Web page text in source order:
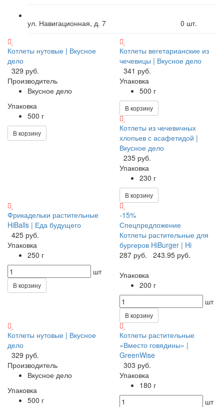
ул. Навигационная, д. 7 0 шт.
Котлеты нутовые | Вкусное
дело
329 руб.
Производитель
Вкусное дело
Упаковка
500 г
В корзину
Котлеты вегетарианские из
чечевицы | Вкусное дело
341 руб.
Упаковка
500 г
В корзину
Котлеты из чечевичных
хлопьев с асафетидой |
Вкусное дело
235 руб.
Упаковка
230 г
В корзину
Фрикадельки растительные
HiBalls | Еда будущего
425 руб.
Упаковка
250 г
шт
В корзину
-15%
Спецпредложение
Котлеты растительные для
бургеров HiBurger | Hi
287 руб.
243.95 руб.
Упаковка
200 г
шт
В корзину
Котлеты нутовые | Вкусное
дело
329 руб.
Производитель
Вкусное дело
Упаковка
500 г
Котлеты растительные
«Вместо говядины» |
GreenWise
303 руб.
Упаковка
180 г
шт